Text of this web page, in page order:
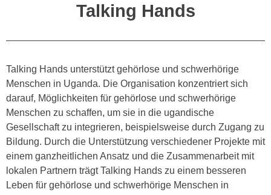
Talking Hands
Talking Hands unterstützt gehörlose und schwerhörige
Menschen in Uganda. Die Organisation konzentriert sich
darauf, Möglichkeiten für gehörlose und schwerhörige
Menschen zu schaffen, um sie in die ugandische
Gesellschaft zu integrieren, beispielsweise durch Zugang zu
Bildung. Durch die Unterstützung verschiedener Projekte mit
einem ganzheitlichen Ansatz und die Zusammenarbeit mit
lokalen Partnern trägt Talking Hands zu einem besseren
Leben für gehörlose und schwerhörige Menschen in